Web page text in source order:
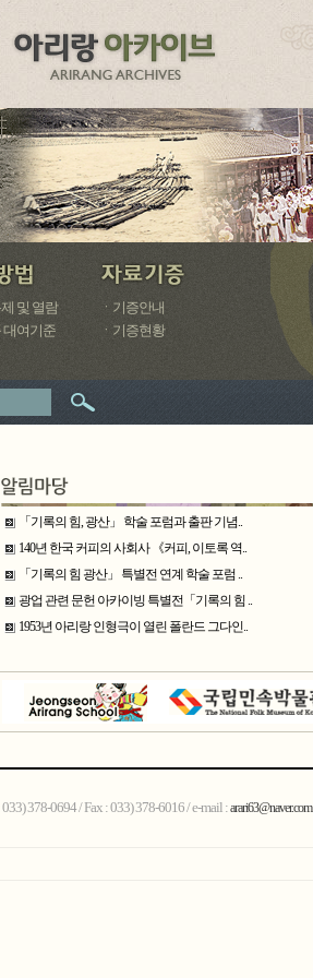
및 열람
대여기준
ㆍ기증안내
ㆍ기증현황
「기록의 힘, 광산」 학술 포럼과 출판 기념..
140년 한국 커피의 사회사 《커피, 이토록 역..
「기록의 힘 광산」 특별전 연계 학술 포럼 ..
광업 관련 문헌 아카이빙 특별전「기록의 힘 ..
1953년 아리랑 인형극이 열린 폴란드 그다인..
378-0694 / Fax : 033) 378-6016 / e-mail :arari63@naver.com